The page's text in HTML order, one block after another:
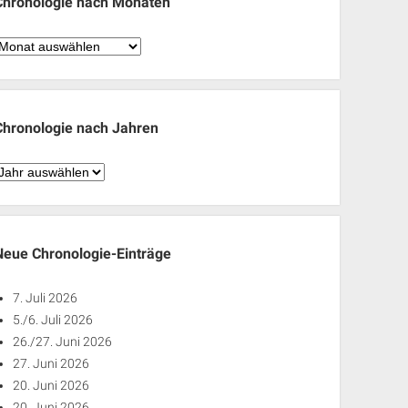
Chronologie
nach Jahren
Chronologie-Einträge
7. Juli 2026
5./6. Juli 2026
26./27. Juni 2026
27. Juni 2026
20. Juni 2026